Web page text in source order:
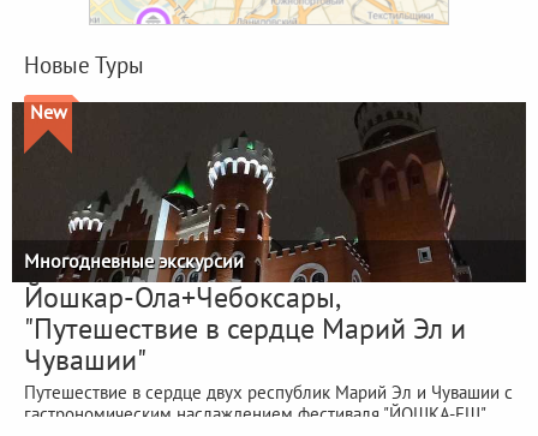
Новые Туры
New
Многодневные экскурсии
Йошкар-Ола+Чебоксары,
"Путешествие в сердце Марий Эл и
Чувашии"
Путешествие в сердце двух республик Марий Эл и Чувашии с
гастрономическим наслаждением фестиваля "ЙОШКА-ЕШ"